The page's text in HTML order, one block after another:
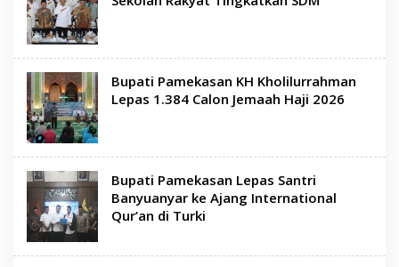
Bupati Pamekasan KH Kholilurrahman
Lepas 1.384 Calon Jemaah Haji 2026
Bupati Pamekasan Lepas Santri
Banyuanyar ke Ajang International
Qur’an di Turki